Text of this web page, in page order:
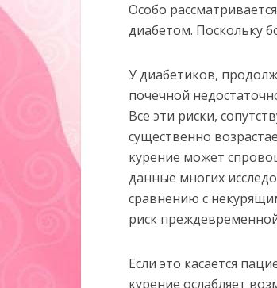
Особо
диабетом. Поскольку
У диабетиков,
почечной
Все эти риски,
существенно
курение может
данные многих
сравнению с
риск
Если это касается
курение ослабляет